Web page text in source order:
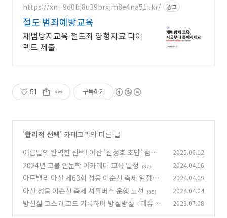
세요.
https://xn--9d0bj8u39brxjm8e4na51i.kr/ 광고
절도 범죄예방교육
재범방지교육 절도죄 양형자료 다이
렉트 제출
51 구독하기
'합리적 선택' 카테고리의 다른 글
여름날의 완벽한 선택! 아산 '신정호 초밥' 점심
특선으로 입맛 저격! (4)
2025.06.12
2024년 고불 인문학 아카데미 교육 일정 (37) 2024.04.16
아트밸리 아산 제63회 성웅 이순신 축제 일정표
(38)
2024.04.09
아산 성웅 이순신 축제 셔틀버스 운행 노선 (35) 2024.04.04
방신실 코스 레코드 기록하며 방실방실 - 대유위
2023.07.08